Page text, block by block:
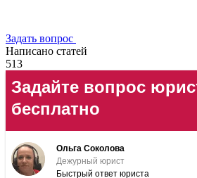
Задать вопрос
Написано статей
513